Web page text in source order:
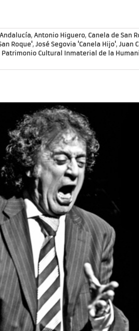
Andalucía, Antonio Higuero, Canela de San
Roque', José Segovia 'Canela Hijo', Juan
Patrimonio Cultural Inmaterial de la